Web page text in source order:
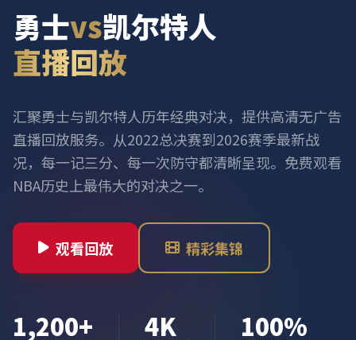
勇士vs凯尔特人
直播回放
汇聚勇士与凯尔特人历年经典对决，提供高清无广告
直播回放服务。从2022总决赛到2026赛季最新战
况，每一记三分、每一次防守都清晰呈现。免费观看
NBA历史上最伟大的对决之一。
观看回放 精彩集锦
1,200+ 4K 100%